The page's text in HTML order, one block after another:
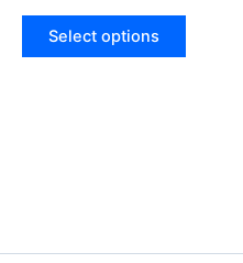
through
Select options
This
chosen